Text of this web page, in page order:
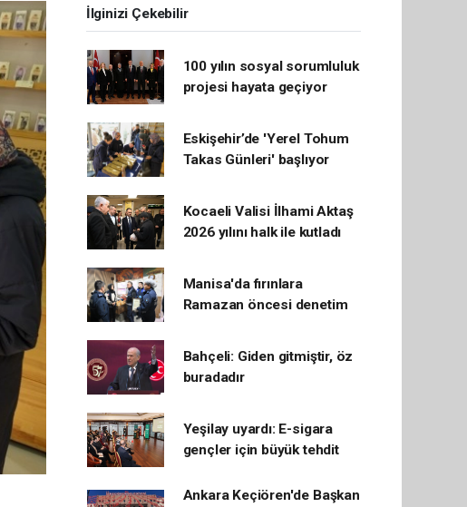
İlginizi Çekebilir
100 yılın sosyal sorumluluk
projesi hayata geçiyor
Eskişehir’de 'Yerel Tohum
Takas Günleri' başlıyor
Kocaeli Valisi İlhami Aktaş
2026 yılını halk ile kutladı
Manisa'da fırınlara
Ramazan öncesi denetim
Bahçeli: Giden gitmiştir, öz
buradadır
Yeşilay uyardı: E-sigara
gençler için büyük tehdit
Ankara Keçiören'de Başkan